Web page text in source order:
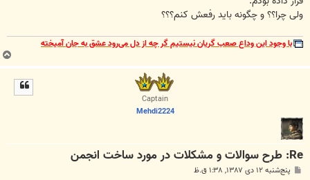
ولی چرا؟؟ و چگونه باید رفعش کنم؟؟؟
با وجود این وداع صعب گریان نیستیم گر چه از دل می‌رود عشق به جان آمیخته
ب
ا
Captain
Mehdi2224
Re: طرح سوالات و مشکلات در مورد ساخت انجمن
پ پنج‌شنبه ۱۲ دی ۱۳۸۷, ۱:۳۸ ق.ظ